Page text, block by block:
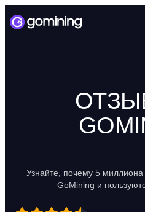
Узнайте, почему 5
GoMining и